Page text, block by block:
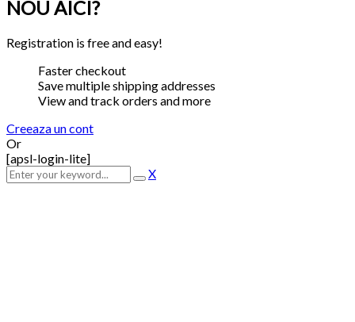
NOU AICI?
Registration is free and easy!
Faster checkout
Save multiple shipping addresses
View and track orders and more
Creeaza un cont
Or
[apsl-login-lite]
X